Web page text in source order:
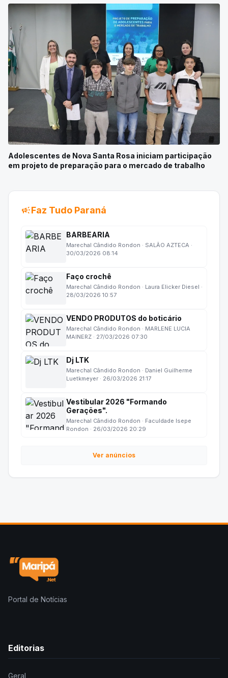
Adolescentes de Nova Santa Rosa iniciam participação
em projeto de preparação para o mercado de trabalho
campaignFaz Tudo Paraná
BARBEARIA
Marechal Cândido Rondon · SALÃO AZTECA ·
30/03/2026 08:14
Faço crochê
Marechal Cândido Rondon · Laura Elicker Diesel ·
28/03/2026 10:57
VENDO PRODUTOS do boticário
Marechal Cândido Rondon · MARLENE LUCIA
MAINERZ · 27/03/2026 07:30
Dj LTK
Marechal Cândido Rondon · Daniel Guilherme
Luetkmeyer · 26/03/2026 21:17
Vestibular 2026 "Formando
Gerações".
Marechal Cândido Rondon · Faculdade Isepe
Rondon · 26/03/2026 20:29
Ver anúncios
Portal de Notícias
Editorias
Geral